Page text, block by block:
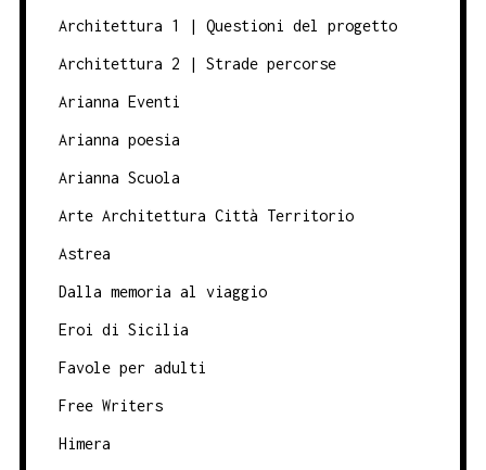
Architettura 1 | Questioni del progetto
Architettura 2 | Strade percorse
Arianna Eventi
Arianna poesia
Arianna Scuola
Arte Architettura Città Territorio
Astrea
Dalla memoria al viaggio
Eroi di Sicilia
Favole per adulti
Free Writers
Himera